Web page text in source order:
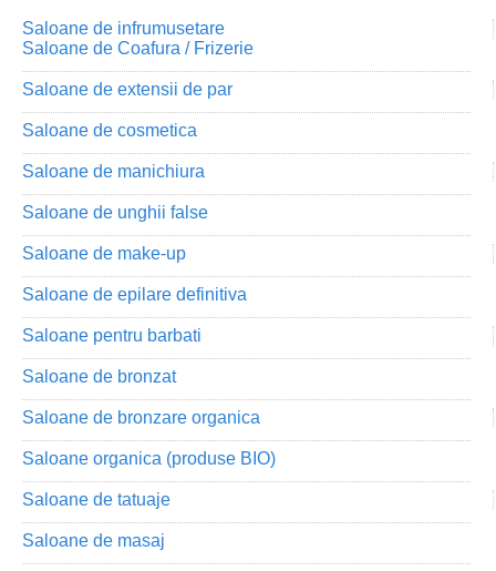
Saloane de infrumusetare
Saloane de Coafura / Frizerie
Saloane de extensii de par
Saloane de cosmetica
Saloane de manichiura
Saloane de unghii false
Saloane de make-up
Saloane de epilare definitiva
Saloane pentru barbati
Saloane de bronzat
Saloane de bronzare organica
Saloane organica (produse BIO)
Saloane de tatuaje
Saloane de masaj